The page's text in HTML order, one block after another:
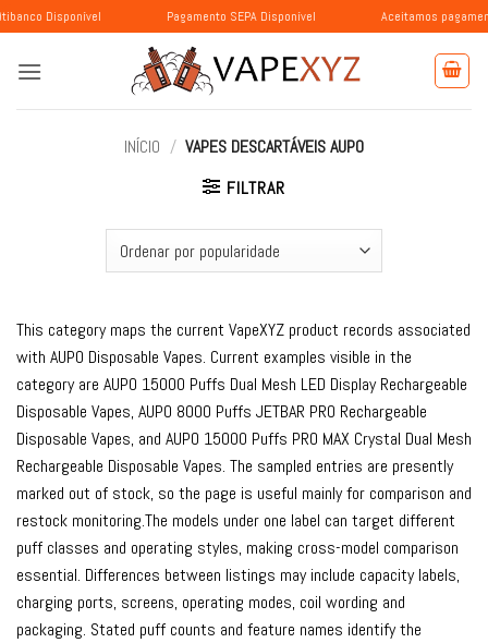
Skip
to
content
Pagamento SEPA Disponível Aceitamos pagamentos com
INÍCIO / VAPES DESCARTÁVEIS ​​AUPO
FILTRAR
This category maps the current VapeXYZ product records associated
with AUPO Disposable Vapes. Current examples visible in the
category are AUPO 15000 Puffs Dual Mesh LED Display Rechargeable
Disposable Vapes, AUPO 8000 Puffs JETBAR PRO Rechargeable
Disposable Vapes, and AUPO 15000 Puffs PRO MAX Crystal Dual Mesh
Rechargeable Disposable Vapes. The sampled entries are presently
marked out of stock, so the page is useful mainly for comparison and
restock monitoring.The models under one label can target different
puff classes and operating styles, making cross-model comparison
essential. Differences between listings may include capacity labels,
charging ports, screens, operating modes, coil wording and
packaging. Stated puff counts and feature names identify the